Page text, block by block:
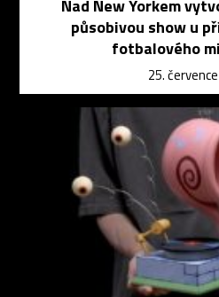
Nad New Yorkem
působivou show u
fotbalového
25.